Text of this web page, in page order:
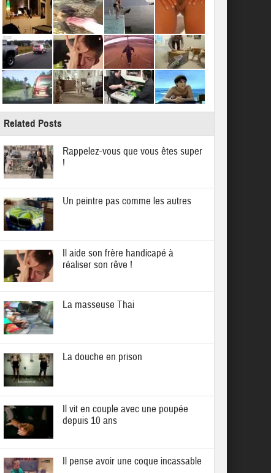
Related Posts
Rappelez-vous que vous êtes super
!
Un peintre pas comme les autres
Il aide son frère handicapé à
réaliser son rêve !
La masseuse Thai
La douche en prison
Il vit en couple avec une poupée
depuis 10 ans
Il pense avoir une coque incassable